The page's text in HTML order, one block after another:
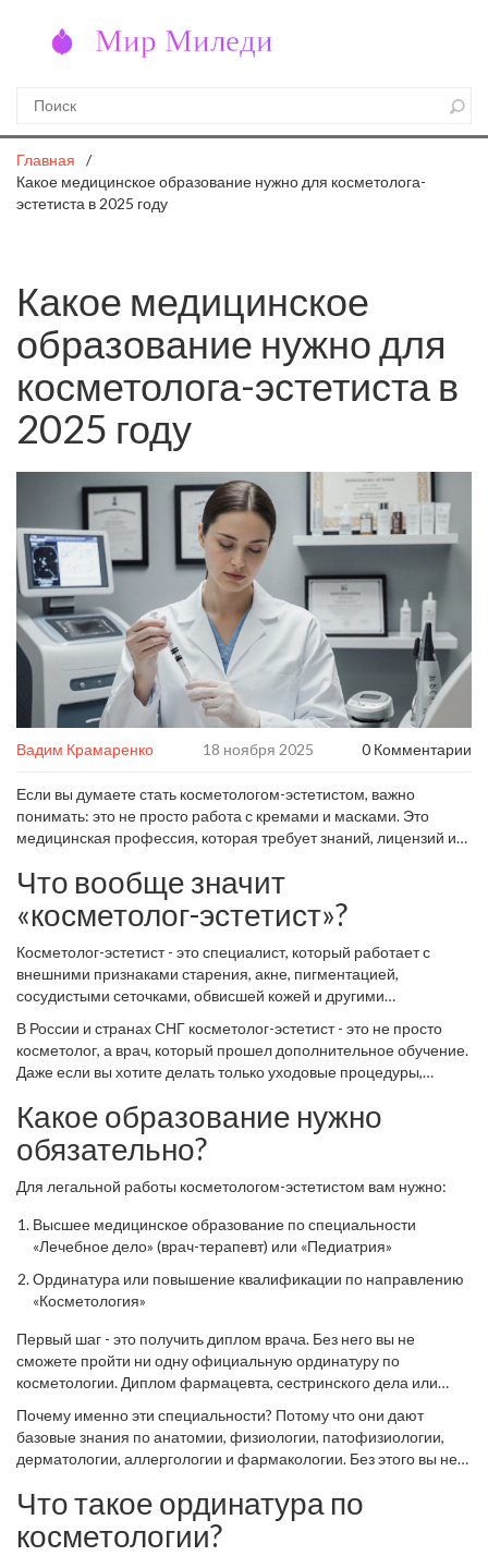
Главная
Какое медицинское образование нужно для косметолога-
эстетиста в 2025 году
Какое медицинское
образование нужно для
косметолога-эстетиста в
2025 году
Вадим Крамаренко 18 ноября 2025 0 Комментарии
Если вы думаете стать косметологом-эстетистом, важно
понимать: это не просто работа с кремами и масками. Это
медицинская профессия, которая требует знаний, лицензий и
пройти курсы по уходу за кожей - но в 2025 году закон требует
гораздо больше. Без правильного образования вы не сможете
работать легально, получить страховку, сотрудничать с
клиниками или использовать профессиональное
оборудование.
Что вообще значит
«косметолог-эстетист»?
Косметолог-эстетист - это специалист, который работает с
внешними признаками старения, акне, пигментацией,
сосудистыми сеточками, обвисшей кожей и другими
химические пилинги, ультразвук и другие методы. Но ключевое
слово здесь - методы. Не все из них безопасны без базового
медицинского образования.
В России и странах СНГ косметолог-эстетист - это не просто
косметолог, а врач, который прошел дополнительное обучение.
Даже если вы хотите делать только уходовые процедуры,
образование. Без него вы не сможете получить лицензию на
работу, а ваша клиника не пройдет проверку
Роспотребнадзора.
Какое образование нужно
обязательно?
Для легальной работы косметологом-эстетистом вам нужно:
Высшее медицинское образование по специальности
«Лечебное дело» (врач-терапевт) или «Педиатрия»
Ординатура или повышение квалификации по направлению
«Косметология»
Первый шаг - это получить диплом врача. Без него вы не
сможете пройти ни одну официальную ординатуру по
косметологии. Диплом фармацевта, сестринского дела или
терапевт или врач-педиатр может продолжить путь в
эстетической косметологии.
Почему именно эти специальности? Потому что они дают
базовые знания по анатомии, физиологии, патофизиологии,
дерматологии, аллергологии и фармакологии. Без этого вы не
реакция, как лечить инфекцию после инъекции или как отличить
Что такое ординатура по
косметологии?